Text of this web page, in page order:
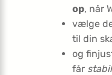
op, når
vælge
til din
og
får